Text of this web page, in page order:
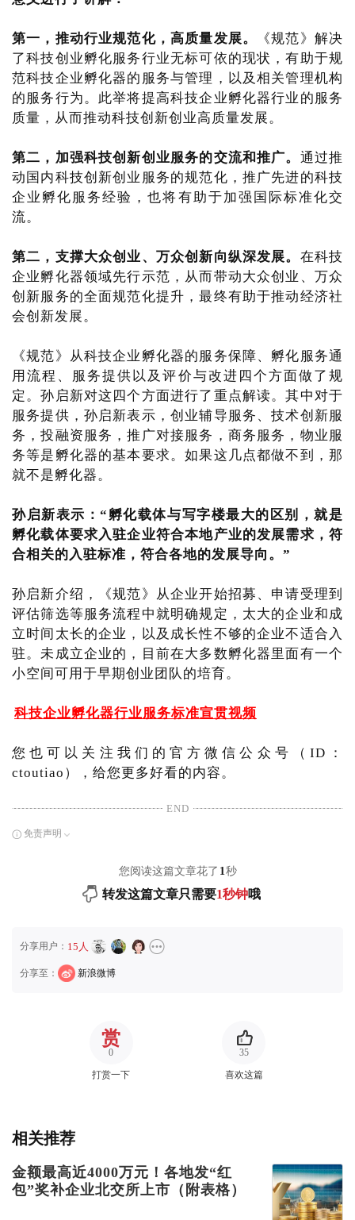
第一，推动行业规范化，高质量发展。
《规范》解决
了科技创业孵化服务行业无标可依的现状，有助于规
范科技企业孵化器的服务与管理，以及相关管理机构
的服务行为。此举将提高科技企业孵化器行业的服务
质量，从而推动科技创新创业高质量发展。
第二，加强科技创新创业服务的交流和推广。 通过推
动国内科技创新创业服务的规范化，推广先进的科技
企业孵化服务经验，也将有助于加强国际标准化交
流。
第二，支撑大众创业、万众创新向纵深发展。 在科技
企业孵化器领域先行示范，从而带动大众创业、万众
创新服务的全面规范化提升，最终有助于推动经济社
会创新发展。
《规范》从科技企业孵化器的服务保障、孵化服务通
用流程、服务提供以及评价与改进四个方面做了规
定。孙启新对这四个方面进行了重点解读。其中对于
服务提供，孙启新表示，创业辅导服务、技术创新服
务，投融资服务，推广对接服务，商务服务，物业服
务等是孵化器的基本要求。如果这几点都做不到，那
就不是孵化器。
孙启新表示：“孵化载体与写字楼最大的区别，就是
孵化载体要求入驻企业符合本地产业的发展需求，符
合相关的入驻标准，符合各地的发展导向。”
孙启新介绍，《规范》从企业开始招募、申请受理到
评估筛选等服务流程中就明确规定，太大的企业和成
立时间太长的企业，以及成长性不够的企业不适合入
驻。未成立企业的，目前在大多数孵化器里面有一个
小空间可用于早期创业团队的培育。
科技企业孵化器行业服务标准宣贯视频
您也可以关注我们的官方微信公众号（ID：
ctoutiao），给您更多好看的内容。
END
免责声明
您阅读这篇文章花了 1秒
转发这篇文章只需要1秒钟哦
分享用户： 15人
分享至： 新浪微博
打赏一下
赏
0
喜欢这篇
35
相关推荐
金额最高近4000万元！各地发“红
包”奖补企业北交所上市（附表格）